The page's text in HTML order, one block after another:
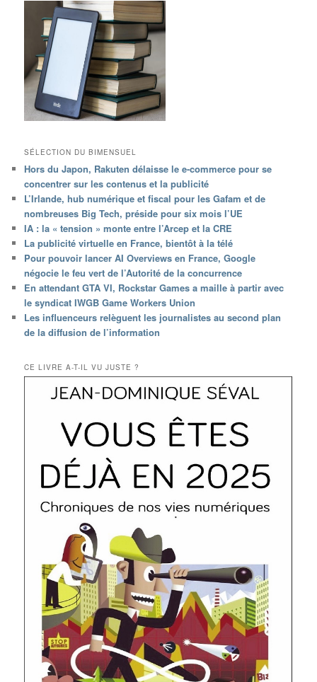
SÉLECTION DU BIMENSUEL
Hors du Japon, Rakuten délaisse le e-commerce pour se
concentrer sur les contenus et la publicité
L’Irlande, hub numérique et fiscal pour les Gafam et de
nombreuses Big Tech, préside pour six mois l’UE
IA : la « tension » monte entre l’Arcep et la CRE
La publicité virtuelle en France, bientôt à la télé
Pour pouvoir lancer AI Overviews en France, Google
négocie le feu vert de l’Autorité de la concurrence
En attendant GTA VI, Rockstar Games a maille à partir avec
le syndicat IWGB Game Workers Union
Les influenceurs relèguent les journalistes au second plan
de la diffusion de l’information
CE LIVRE A-T-IL VU JUSTE ?